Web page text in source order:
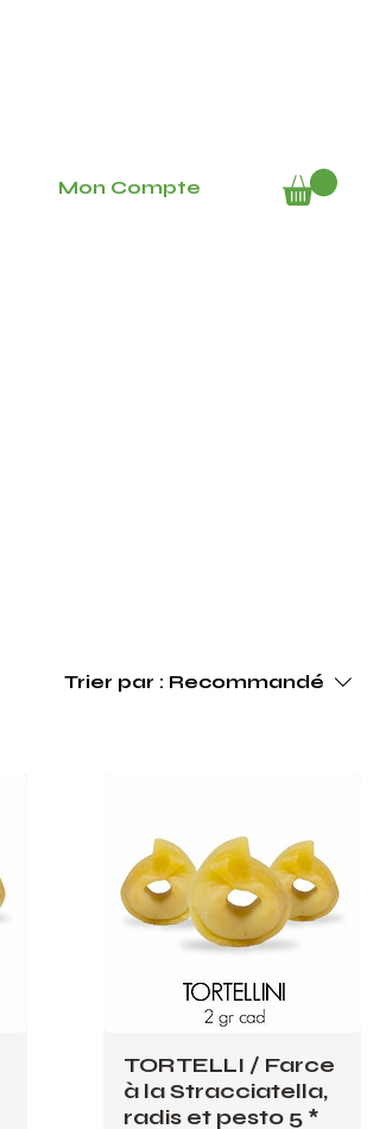
Mon Compte
Trier par : Recommandé
TORTELLI / Farce
à la Stracciatella,
radis et pesto 5 *